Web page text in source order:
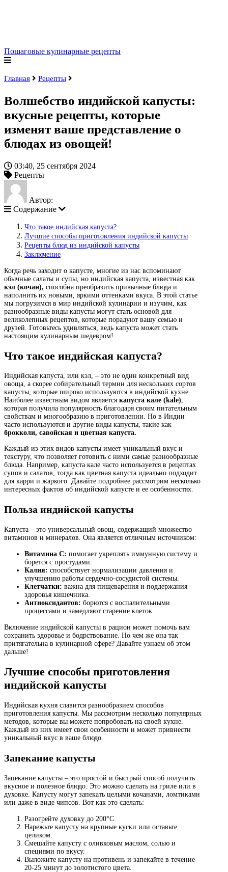
Пошаговые кулинарные рецепты
Главная Рецепты
Волшебство индийской капусты:
вкусные рецепты, которые
изменят ваше представление о
блюдах из овощей!
03:40, 25 сентября 2024
Рецепты
Автор:
Содержание
Что такое индийская капуста?
Лучшие способы приготовления индийской капусты
Рецепты блюд из индийской капусты
Заключение
Когда речь заходит о капусте, многие из нас вспоминают
обычные салаты и супы, но индийская капуста, известная как
кэл (кочан), способна преобразить привычные блюда и
наполнить их новыми, яркими оттенками вкуса. В этой статье
мы погрузимся в мир индийской кулинарии и изучим, как
разнообразные виды капусты могут стать основой для
великолепных рецептов, которые порадуют вашу семью и
друзей. Готовьтесь удивляться, ведь капуста может стать
настоящим кулинарным шедевром!
Что такое индийская капуста?
Индийская капуста, или кэл, – это не один конкретный вид
овоща, а скорее собирательный термин для нескольких сортов
капусты, которые широко используются в индийской кухне.
Наиболее известным видом является капуста кале (kale),
которая получила популярность благодаря своим питательным
свойствам и многообразию в приготовлении. Но в Индии
часто используются и другие виды капусты, такие как
брокколи, савойская и цветная капуста.
Каждый из этих видов капусты имеет уникальный вкус и
текстуру, что позволяет готовить с ними самые разнообразные
блюда. Например, капуста кале часто используется в рецептах
супов и салатов, тогда как цветная капуста идеально подходит
для карри и жаркого. Давайте подробнее рассмотрим несколько
интересных фактов об индийской капусте и ее особенностях.
Польза индийской капусты
Капуста – это универсальный овощ, содержащий множество
витаминов и минералов. Она является отличным источником:
Витамина C: помогает укреплять иммунную систему и
борется с простудами.
Калия: способствует нормализации давления и
улучшению работы сердечно-сосудистой системы.
Клетчатки: важна для пищеварения и поддержания
здоровья кишечника.
Антиоксидантов: борются с воспалительными
процессами и замедляют старение клеток.
Включение индийской капусты в рацион может помочь вам
сохранить здоровье и бодрствование. Но чем же она так
притягательна в кулинарной сфере? Давайте узнаем об этом
дальше!
Лучшие способы приготовления
индийской капусты
Индийская кухня славится разнообразием способов
приготовления капусты. Мы рассмотрим несколько популярных
методов, которые вы можете попробовать на своей кухне.
Каждый из них имеет свои особенности и может привнести
уникальный вкус в ваше блюдо.
Запекание капусты
Запекание капусты – это простой и быстрый способ получить
вкусное и полезное блюдо. Это можно сделать на гриле или в
духовке. Капусту могут запекать целыми кочанами, ломтиками
или даже в виде чипсов. Вот как это сделать:
Разогрейте духовку до 200°C.
Нарежьте капусту на крупные куски или оставьте
целиком.
Смешайте капусту с оливковым маслом, солью и
специями по вкусу.
Выложите капусту на противень и запекайте в течение
20-25 минут до золотистого цвета.